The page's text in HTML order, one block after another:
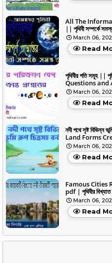
All The
|| পৃথিবী সম্পর্কে
March 06,
Read
পৃথিবীর গতি সমূহ ||
Questions and
March 06,
Read
নদী পথে সৃষ্ট
Land Forms
March 06,
Read
Famous Cities
pdf | পৃথিবীর
March 06,
Read